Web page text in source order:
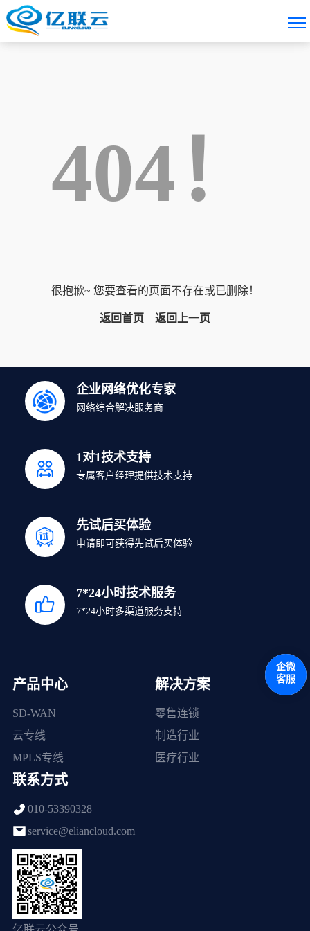
404！
很抱歉~ 您要查看的页面不存在或已删除！
返回首页 返回上一页
企业网络优化专家
网络综合解决服务商
1对1技术支持
专属客户经理提供技术支持
先试后买体验
申请即可获得先试后买体验
7*24小时技术服务
7*24小时多渠道服务支持
产品中心
SD-WAN
云专线
MPLS专线
解决方案
零售连锁
制造行业
医疗行业
联系方式
010-53390328
service@eliancloud.com
企微
客服